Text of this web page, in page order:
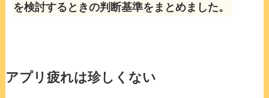
を検討するときの判断基準をまとめました。
アプリ疲れは珍しくない